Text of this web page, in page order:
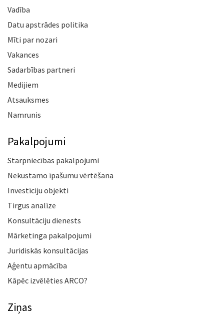
Vadība
Datu apstrādes politika
Mīti par nozari
Vakances
Sadarbības partneri
Medijiem
Atsauksmes
Namrunis
Pakalpojumi
Starpniecības pakalpojumi
Nekustamo īpašumu vērtēšana
Investīciju objekti
Tirgus analīze
Konsultāciju dienests
Mārketinga pakalpojumi
Juridiskās konsultācijas
Aģentu apmācība
Kāpēc izvēlēties ARCO?
Ziņas